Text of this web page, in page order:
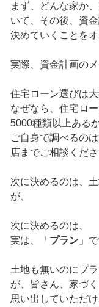
まず、どんな家か
いて、その後、資
決めていくことをオ
実際、資金計画の
住宅ローン選びは大
なぜなら、住宅ロ
5000種類以上ある
ご自身で調べるの
店までご相談くださ
次に決めるのは、
が、
次に決めるのは、
実は、「 プラン」で
土地も無いのにプ
が、皆さん、家づ
思い出していただ